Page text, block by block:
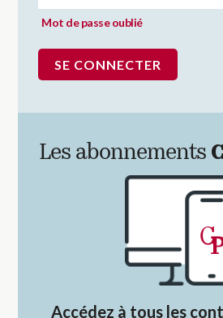
Mot de passe oublié
Les abonnements
Accédez à tous les